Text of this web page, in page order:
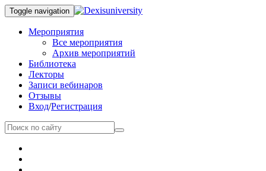
Toggle navigation
Мероприятия
Все мероприятия
Архив мероприятий
Библиотека
Лекторы
Записи вебинаров
Отзывы
Вход/Регистрация